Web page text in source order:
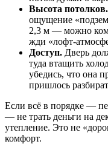
Высота потолков.
ощущение
2,3 м — можно
жди «лофт-
Доступ. Дверь
туда втащить
убедись, что она
пришлось
Если всё в порядке —
— не трать деньги на
утепление. Это не
комфорт.